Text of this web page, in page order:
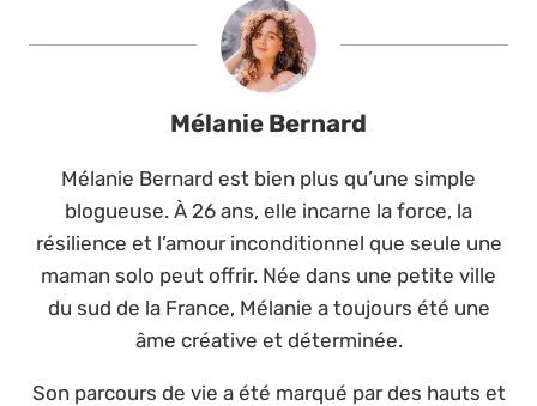
Mélanie Bernard
Mélanie Bernard est bien plus qu’une simple
blogueuse. À 26 ans, elle incarne la force, la
résilience et l’amour inconditionnel que seule une
maman solo peut offrir. Née dans une petite ville
du sud de la France, Mélanie a toujours été une
âme créative et déterminée.
Son parcours de vie a été marqué par des hauts et